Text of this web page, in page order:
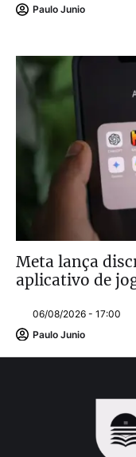
Paulo Junio
Meta lança
aplicativo de
06/08/2026 - 17:00
Paulo Junio